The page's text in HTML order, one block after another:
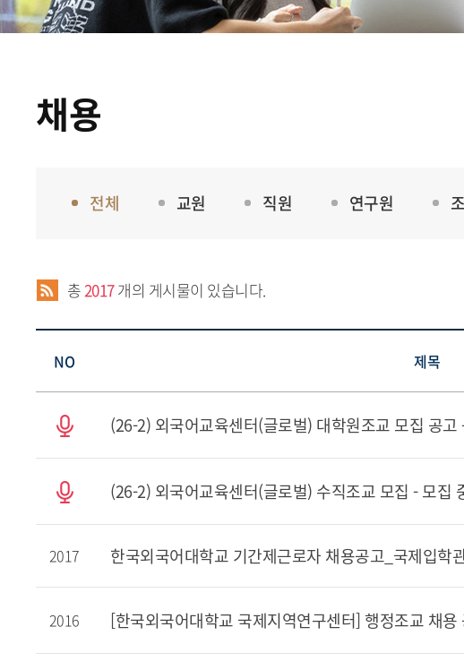
채용
전체 교원 직원 연구원
총2017개의 게시물이 있습니다.
NO 제목
(26-2) 외국어교육센터(글로벌) 대학원조교 모집 공고
(26-2) 외국어교육센터(글로벌) 수직조교 모집 - 모집
2017 한국외국어대학교 기간제근로자 채용공고_국제입학
2016 [한국외국어대학교 국제지역연구센터] 행정조교 채용